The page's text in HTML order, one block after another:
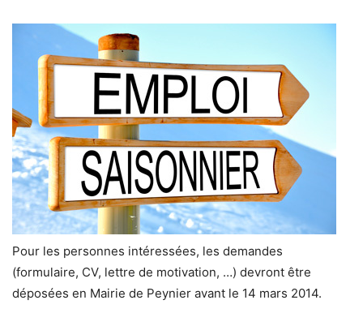
Pour les personnes intéressées, les demandes
(formulaire, CV, lettre de motivation, …) devront être
déposées en Mairie de Peynier avant le 14 mars 2014.